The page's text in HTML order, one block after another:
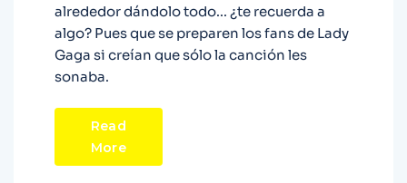
alrededor dándolo todo... ¿te recuerda a
algo? Pues que se preparen los fans de Lady
Gaga si creían que sólo la canción les
sonaba.
Read
More